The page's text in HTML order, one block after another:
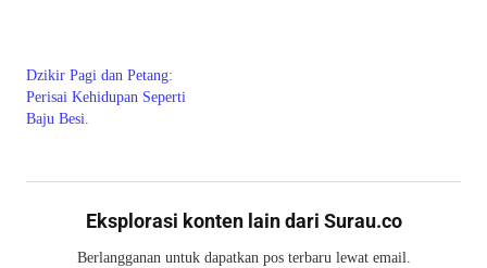
Dzikir Pagi dan Petang:
Perisai Kehidupan Seperti
Baju Besi.
Eksplorasi konten lain dari Surau.co
Berlangganan untuk dapatkan pos terbaru lewat email.